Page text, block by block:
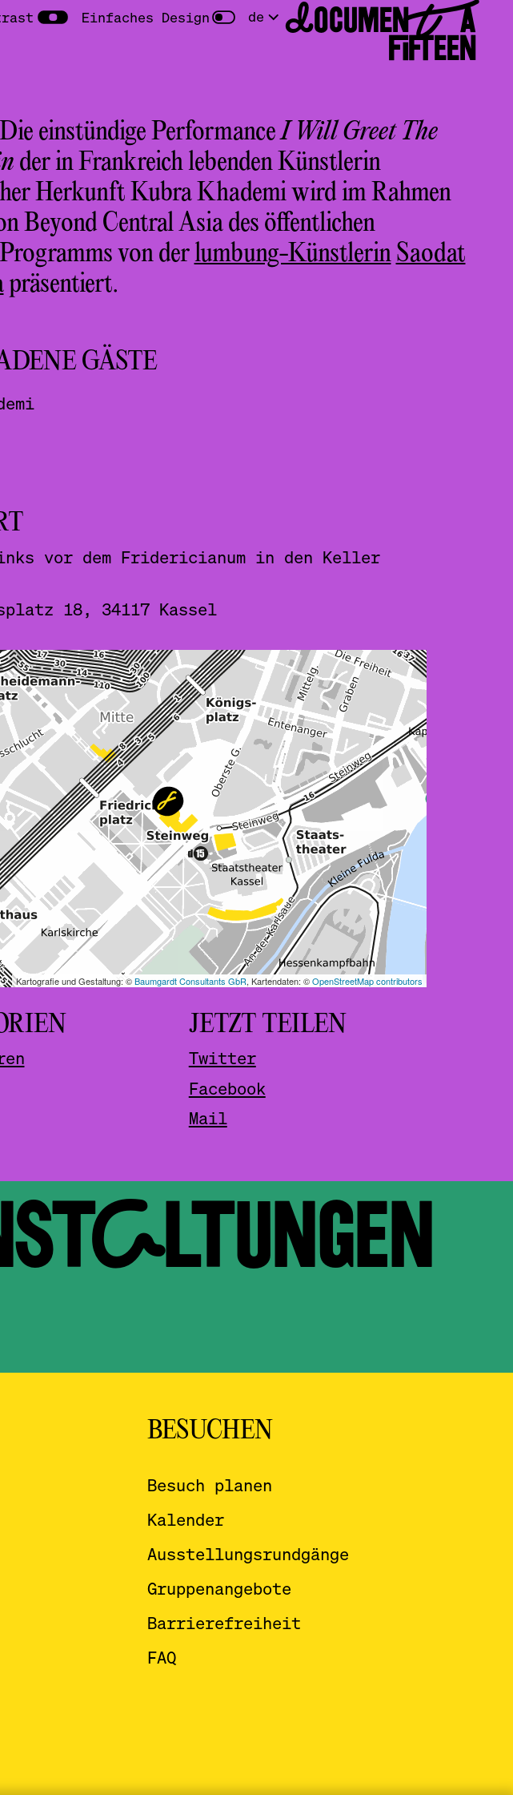
Einfaches Design de DOCUMENTA
FIFTEEN
Die einstündige PerformanceI Will Greet The
der in Frankreich lebenden Künstlerin
Herkunft Kubra Khademi wird im Rahmen
Beyond Central Asia des öffentlichen
von derlumbung-Künstlerin Saodat
präsentiert.
GÄSTE
vor dem Fridericianum in den Keller
18, 34117 Kassel
JETZT TEILEN
Twitter
Facebook
Mail
BESUCHEN
Besuch planen
Kalender
Ausstellungsrundgänge
Gruppenangebote
Barrierefreiheit
FAQ